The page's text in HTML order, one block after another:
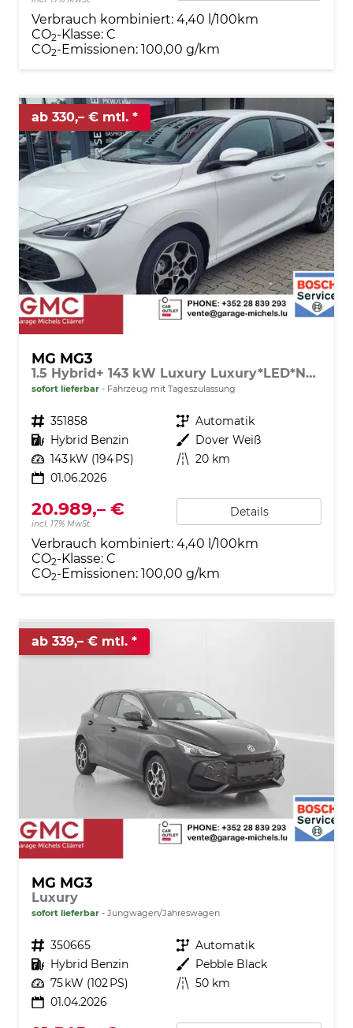
Verbrauch kombiniert: 4,40 l/100km
CO2-Klasse: C
CO2-Emissionen: 100,00 g/km
ab 330,– € mtl.
MG MG3
1.5 Hybrid+ 143 kW Luxury Luxury*LED*Navi*Shzg*Lhzg*PDC*360Cam*ACC*16"
sofort lieferbar Fahrzeug mit Tageszulassung
Fahrzeugnr. 351858 Getriebe Automatik
Kraftstoff Hybrid Benzin Außenfarbe Dover Weiß
Leistung 143 kW (194 PS) Kilometerstand 20 km
01.06.2026
20.989,– €
incl. 17% MwSt.
Details
Verbrauch kombiniert: 4,40 l/100km
CO2-Klasse: C
CO2-Emissionen: 100,00 g/km
ab 339,– € mtl.
MG MG3
Luxury
sofort lieferbar Jungwagen/Jahreswagen
Fahrzeugnr. 350665 Getriebe Automatik
Kraftstoff Hybrid Benzin Außenfarbe Pebble Black
Leistung 75 kW (102 PS) Kilometerstand 50 km
01.04.2026